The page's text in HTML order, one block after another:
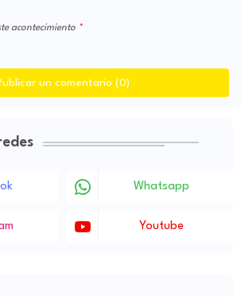
acontecimiento
un comentario (0)
Whatsapp
Youtube